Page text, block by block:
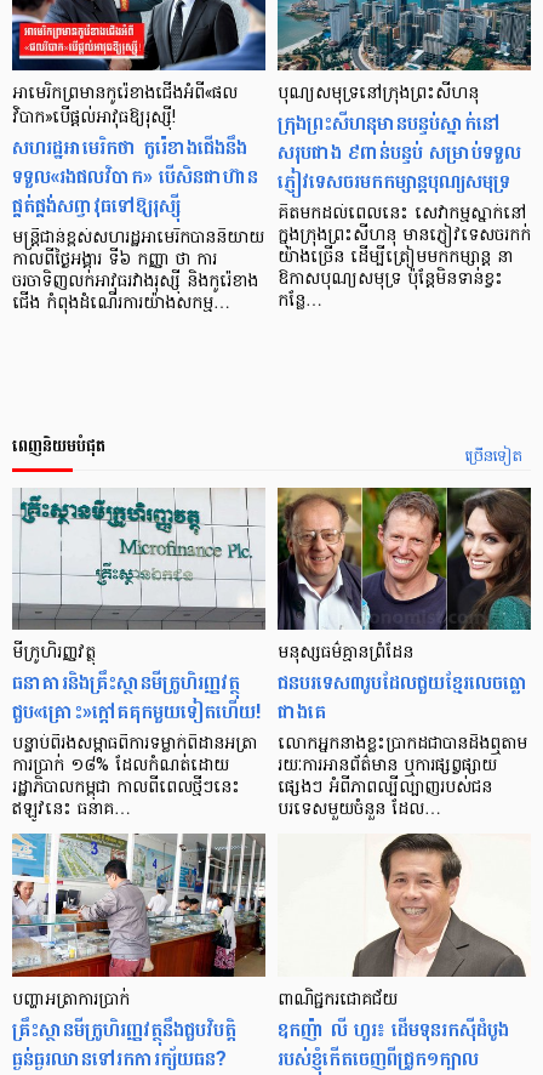
អាមេរិកព្រមានកូរ៉េខាងជើងអំពី«ផល
វិបាក»បើផ្តល់អាវុធឱ្យរុស្ស៊ី!
សហរដ្ឋអាមេរិកថា កូរ៉េខាងជើងនឹង
ទទួល«រងផលវិបាក» បើសិនជាហ៊ាន
ផ្គត់ផ្គង់សព្វាវុធទៅឱ្យរុស្ស៊ី
មន្ត្រីជាន់ខ្ពស់សហរដ្ឋអាមេរិកបាននិយាយ
កាលពីថ្ងៃអង្គារ ទី៦ កញ្ញា ថា ការ
ចរចាទិញលក់អាវុធរវាងរុស្ស៊ី និងកូរ៉េខាង
ជើង កំពុងដំណើរការយ៉ាងសកម្ម…
បុណ្យសមុទ្រនៅក្រុងព្រះសីហនុ
ក្រុងព្រះសីហនុមានបន្ទប់ស្នាក់នៅ
សរុបជាង ៩ពាន់បន្ទប់ សម្រាប់ទទួល
ភ្ញៀវទេសចរមកកម្សាន្តបុណ្យសមុទ្រ
គិតមកដល់ពេលនេះ សេវាកម្មស្នាក់នៅ
ក្នុងក្រុងព្រះសីហនុ មានភ្ញៀវទេសចរកក់
យ៉ាងច្រើន ដើម្បីត្រៀមមកកម្សាន្ត នា
ឱកាសបុណ្យសមុទ្រ ប៉ុន្តែមិនទាន់ខ្វះ
កន្លែ…
ច្រើនទៀត
ពេញនិយមបំផុត
មីក្រូ​ហិរញ្ញវត្ថុ
ធនាគារ​និង​គ្រឹះស្ថាន​មីក្រូ​ហិរញ្ញវត្ថុ​
ជួប«គ្រោះ»ក្តៅ​គគុក​មួយ​ទៀត​ហើយ!
បន្ទាប់​ពី​រង​សម្ពាធ​​ពី​ការ​ទម្លាក់​ពិដាន​អត្រា​
ការ​ប្រាក់ ១៨​% ដែល​កំណត់​ដោយ​
រដ្ឋាភិបាល​កម្ពុជា កាល​ពី​ពេល​ថ្មីៗ​នេះ
ឥឡូវ​នេះ ធនាគ…
មនុស្ស​ធម៌​គ្មាន​ព្រំដែន
ជន​បរទេស​៣​រូប​ដែល​ជួយ​ខ្មែរ​លេច​ធ្លោ​
ជាង​គេ
លោកអ្នក​នាង​ខ្លះ​ប្រាកដ​ជា​បាន​​ដឹង​ឮ​តាម​
រយៈ​ការ​អាន​ព័ត៌មាន ឬ​ការ​ផ្សព្វផ្សាយ​
ផ្សេងៗ អំពី​ភាព​ល្បីល្បាញ​របស់​ជន​
បរទេស​មួយ​ចំនួន ដែល…
បញ្ហា​អត្រា​ការប្រាក់
គ្រឹះស្ថាន​មីក្រូ​ហិរញ្ញវត្ថុ​នឹង​ជួប​វិបត្តិ​
ធ្ងន់ធ្ងរ​ឈាន​ទៅ​រក​ការ​ក្ស័យធន?
ពាណិជ្ជករជោគជ័យ
ឧកញ៉ា លី ហួរ៖ ដើមទុនរកស៊ីដំបូង
របស់ខ្ញុំកើតចេញពីជ្រូក១ក្បាល